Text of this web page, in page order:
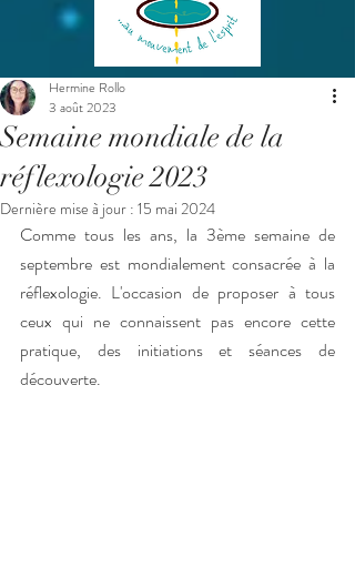
Semaine mondiale de la
réflexologie 2023
Hermine Rollo
3 août 2023
Dernière mise à jour : 15 mai 2024
Comme tous les ans, la 3ème semaine de
septembre est mondialement consacrée à la
réflexologie. L'occasion de proposer à tous
ceux qui ne connaissent pas encore cette
pratique, des initiations et séances de
découverte.